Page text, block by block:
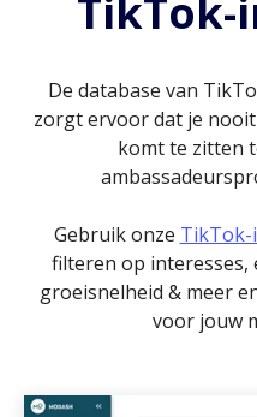
De database van
zorgt ervoor dat je
komt te zitten
Gebruik onze
filteren op interesses,
groeisnelheid & meer
voor jouw